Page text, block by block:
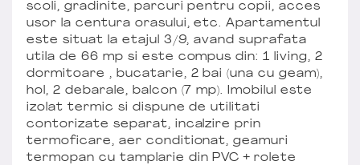
scoli, gradinite, parcuri pentru copii, acces
usor la centura orasului, etc. Apartamentul
este situat la etajul 3/9, avand suprafata
utila de 66 mp si este compus din: 1 living, 2
dormitoare , bucatarie, 2 bai (una cu geam),
hol, 2 debarale, balcon (7 mp). Imobilul este
izolat termic si dispune de utilitati
contorizate separat, incalzire prin
termoficare, aer conditionat, geamuri
termopan cu tamplarie din PVC + rolete